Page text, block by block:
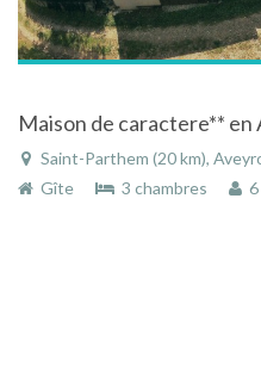
Maison de caractere** en
Saint-Parthem (20 km),
Gîte
3 chambres